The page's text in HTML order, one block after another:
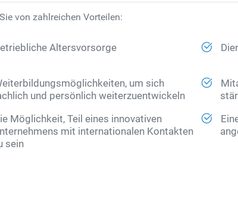
von zahlreichen Vorteilen:
Altersvorsorge
um sich
und persönlich weiterzuentwickeln
Möglichkeit, Teil eines innovativen
mit internationalen Kontakten
sein